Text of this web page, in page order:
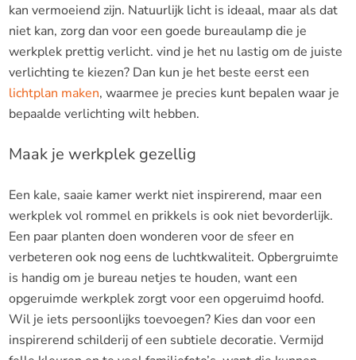
kan vermoeiend zijn. Natuurlijk licht is ideaal, maar als dat
niet kan, zorg dan voor een goede bureaulamp die je
werkplek prettig verlicht. vind je het nu lastig om de juiste
verlichting te kiezen? Dan kun je het beste eerst een
lichtplan maken, waarmee je precies kunt bepalen waar je
bepaalde verlichting wilt hebben.
Maak je werkplek gezellig
Een kale, saaie kamer werkt niet inspirerend, maar een
werkplek vol rommel en prikkels is ook niet bevorderlijk.
Een paar planten doen wonderen voor de sfeer en
verbeteren ook nog eens de luchtkwaliteit. Opbergruimte
is handig om je bureau netjes te houden, want een
opgeruimde werkplek zorgt voor een opgeruimd hoofd.
Wil je iets persoonlijks toevoegen? Kies dan voor een
inspirerend schilderij of een subtiele decoratie. Vermijd